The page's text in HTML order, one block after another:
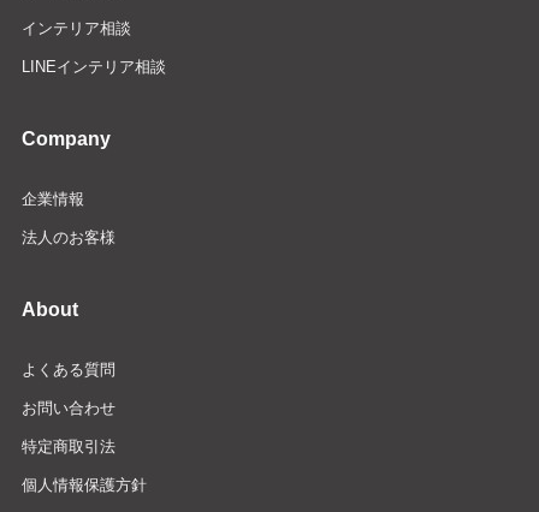
インテリア相談
LINEインテリア相談
Company
企業情報
法人のお客様
About
よくある質問
お問い合わせ
特定商取引法
個人情報保護方針